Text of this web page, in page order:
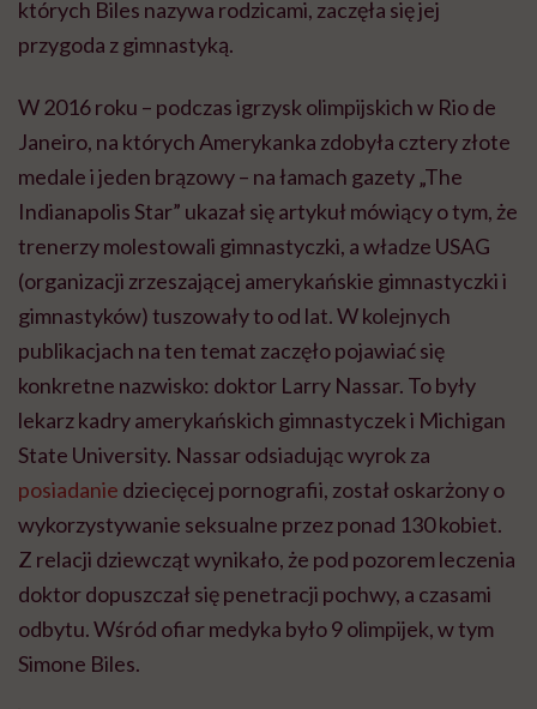
których Biles nazywa rodzicami, zaczęła się jej
przygoda z gimnastyką.
W 2016 roku – podczas igrzysk olimpijskich w Rio de
Janeiro, na których Amerykanka zdobyła cztery złote
medale i jeden brązowy – na łamach gazety „The
Indianapolis Star” ukazał się artykuł mówiący o tym, że
trenerzy molestowali gimnastyczki, a władze USAG
(organizacji zrzeszającej amerykańskie gimnastyczki i
gimnastyków) tuszowały to od lat. W kolejnych
publikacjach na ten temat zaczęło pojawiać się
konkretne nazwisko: doktor Larry Nassar. To były
lekarz kadry amerykańskich gimnastyczek i Michigan
State University. Nassar odsiadując wyrok za
posiadanie dziecięcej pornografii, został oskarżony o
wykorzystywanie seksualne przez ponad 130 kobiet.
Z relacji dziewcząt wynikało, że pod pozorem leczenia
doktor dopuszczał się penetracji pochwy, a czasami
odbytu. Wśród ofiar medyka było 9 olimpijek, w tym
Simone Biles.